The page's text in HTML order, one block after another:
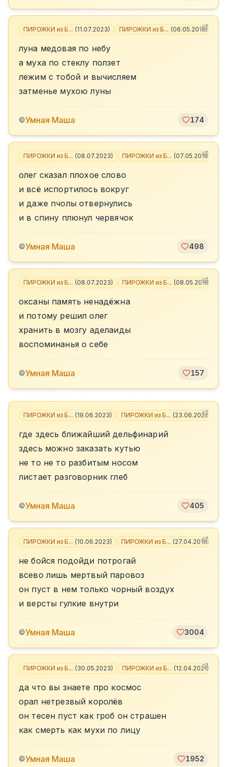
ПИРОЖКИ из Б... (11.07.2023) ПИРОЖКИ из Б... (06.05.2018)
луна медовая по небу
а муха по стеклу ползет
лежим с тобой и вычисляем
затменье мухою луны
©Умная Маша 174
ПИРОЖКИ из Б... (08.07.2023) ПИРОЖКИ из Б... (07.05.2018
олег сказал плохое слово
и всё испортилось вокруг
и даже пчолы отвернулись
и в спину плюнул червячок
©Умная Маша 498
ПИРОЖКИ из Б... (08.07.2023) ПИРОЖКИ из Б... (08.05.2018
оксаны память ненадёжна
и потому решил олег
хранить в мозгу аделаиды
воспоминанья о себе
©Умная Маша 157
ПИРОЖКИ из Б... (19.06.2023) ПИРОЖКИ из Б... (23.06.2022
где здесь ближайший дельфинарий
здесь можно заказать кутью
не то не то разбитым носом
листает разговорник глеб
©Умная Маша 405
ПИРОЖКИ из Б... (10.06.2023) ПИРОЖКИ из Б... (27.04.2018)
не бойся подойди потрогай
всево лишь мертвый паровоз
он пуст в нем только чорный воздух
и версты гулкие внутри
©Умная Маша 3004
ПИРОЖКИ из Б... (30.05.2023) ПИРОЖКИ из Б... (12.04.2021)
да что вы знаете про космос
орал нетрезвый королёв
он тесен пуст как гроб он страшен
как смерть как мухи по лицу
©Умная Маша 1952